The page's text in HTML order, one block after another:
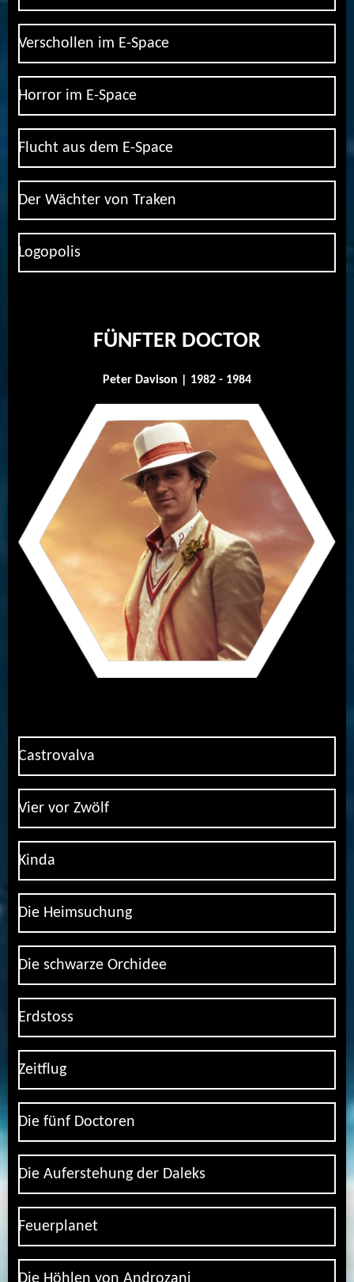
Verschollen im E-Space
Horror im E-Space
Flucht aus dem E-Space
Der Wächter von Traken
Logopolis
FÜNFTER DOCTOR
Peter Davison | 1982 - 1984
Castrovalva
Vier vor Zwölf
Kinda
Die Heimsuchung
Die schwarze Orchidee
Erdstoss
Zeitflug
Die fünf Doctoren
Die Auferstehung der Daleks
Feuerplanet